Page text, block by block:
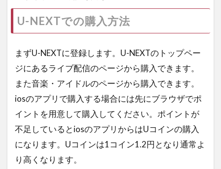
U-NEXTでの購入方法
まずU-NEXTに登録します。U-NEXTのトップペー
ジにあるライブ配信のページから購入できます。
また音楽・アイドルのページから購入できます。
iosのアプリで購入する場合には先にブラウザでポ
イントを用意して購入してください。ポイントが
不足しているとiosのアプリからはUコインの購入
になります。Uコインは1コイン1.2円となり通常よ
り高くなります。